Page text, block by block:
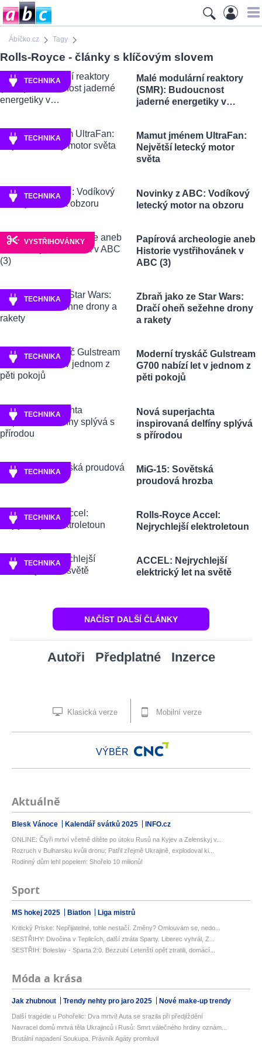
Ábíčko.cz Tagy
Rolls-Royce - články s klíčovým slovem
TECHNIKA
Malé modulární reaktory
(SMR): Budoucnost
jaderné energetiky v…
TECHNIKA
Mamut jménem UltraFan:
Největší letecký motor
světa
TECHNIKA
Novinky z ABC: Vodíkový
letecký motor na obzoru
VYSTŘIHOVÁNKY
Papírová archeologie aneb
Historie vystřihovánek v
ABC (3)
TECHNIKA
Zbraň jako ze Star Wars:
Dračí oheň sežehne drony
a rakety
TECHNIKA
Moderní tryskáč Gulstream
G700 nabízí let v jednom z
pěti pokojů
TECHNIKA
Nová superjachta
inspirovaná delfíny splývá
s přírodou
TECHNIKA
MiG-15: Sovětská
proudová hrozba
TECHNIKA
Rolls-Royce Accel:
Nejrychlejší elektroletoun
TECHNIKA
ACCEL: Nejrychlejší
elektrický let na světě
NAČÍST DALŠÍ ČLÁNKY
Autoři Předplatné Inzerce
Klasická verze Mobilní verze
VÝBĚR
Aktuálně
Blesk Vánoce Kalendář svátků 2025 INFO.cz
ONLINE: Čtyři mrtví včetně dítěte po útoku Rusů na Kyjev a Zelenskyj v...
Rozruch v Bulharsku kvůli dronu: Patřil zřejmě Ukrajině, explodoval ki...
Rodinný dům lehl popelem: Shořelo 10 milionů!
Sport
MS hokej 2025 Biatlon Liga mistrů
Kritický Priske: Nepřijatelné, tohle nestačí. Změny? Omlouvám se, nedo...
SESTŘIHY: Divočina v Teplicích, další ztráta Sparty. Liberec vyhrál, Z...
SESTŘIH: Boleslav - Sparta 2:0. Bezzubí Letenští opět ztratili, domácí...
Móda a krása
Jak zhubnout Trendy nehty pro jaro 2025 Nové make-up trendy
Další tragédie u Pohořelic: Dva mrtví! Auta se srazila při předjíždění
Navracel domů mrtvá těla Ukrajinců i Rusů: Smrt válečného hrdiny oznám...
Brutální napadení Soukupa. Právník Agáty promluvil